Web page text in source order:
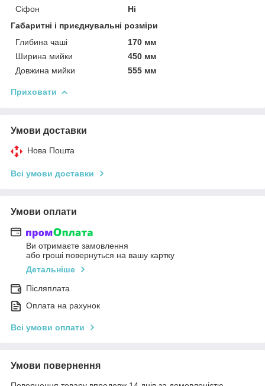
Сіфон
Ні
Габаритні і приєднувальні розміри
Глибина чаші
170 мм
Ширина мийки
450 мм
Довжина мийки
555 мм
Приховати
Умови доставки
Нова Пошта
Всі умови доставки
Умови оплати
Ви отримаєте замовлення
або гроші повернуться на вашу картку
Детальніше
Післяплата
Оплата на рахунок
Всі умови оплати
Умови повернення